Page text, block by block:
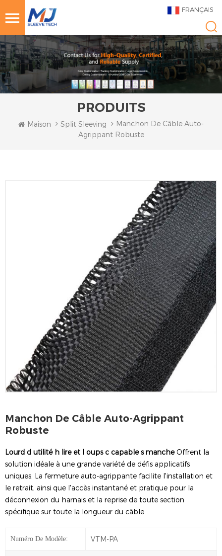
FRANÇAIS
PRODUITS
Maison Split Sleeving
Manchon De Câble Auto-
Agrippant Robuste
Manchon De Câble Auto-Agrippant
Robuste
Lourd d utilité h lire et l oupsc capablesmancheOffrent la
solution idéale à une grande variété de défis applicatifs
uniques. La fermeture auto-agrippante facilite l'installation et
le retrait, ainsi que l'accès instantané et pratique pour la
déconnexion du harnais et la reprise de toute section
spécifique sur toute la longueur du câble.
Numéro De Modèle: VTM-PA